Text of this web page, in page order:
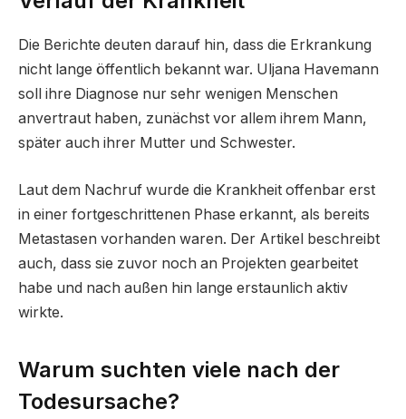
Die Berichte deuten darauf hin, dass die Erkrankung
nicht lange öffentlich bekannt war. Uljana Havemann
soll ihre Diagnose nur sehr wenigen Menschen
anvertraut haben, zunächst vor allem ihrem Mann,
später auch ihrer Mutter und Schwester.
Laut dem Nachruf wurde die Krankheit offenbar erst
in einer fortgeschrittenen Phase erkannt, als bereits
Metastasen vorhanden waren. Der Artikel beschreibt
auch, dass sie zuvor noch an Projekten gearbeitet
habe und nach außen hin lange erstaunlich aktiv
wirkte.
Warum suchten viele nach der
Todesursache?